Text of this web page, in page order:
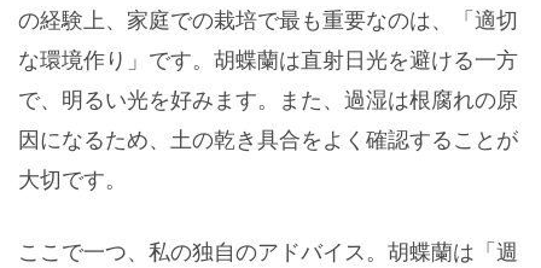
の経験上、家庭での栽培で最も重要なのは、「適切
な環境作り」です。胡蝶蘭は直射日光を避ける一方
で、明るい光を好みます。また、過湿は根腐れの原
因になるため、土の乾き具合をよく確認することが
大切です。
ここで一つ、私の独自のアドバイス。胡蝶蘭は「週